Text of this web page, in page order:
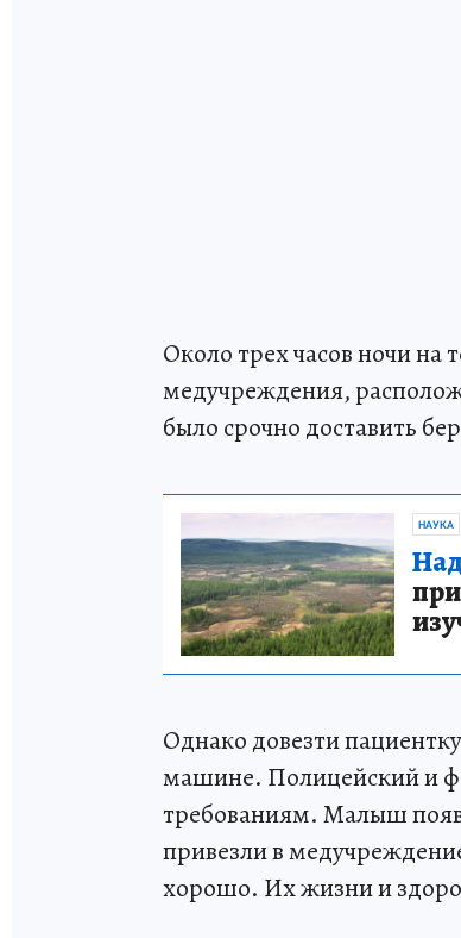
Около трех часов ночи на
медучреждения,
было срочно доставить
НАУКА
Однако довезти
машине. Полицейский и
требованиям. Малыш
привезли в
хорошо. Их жизни и